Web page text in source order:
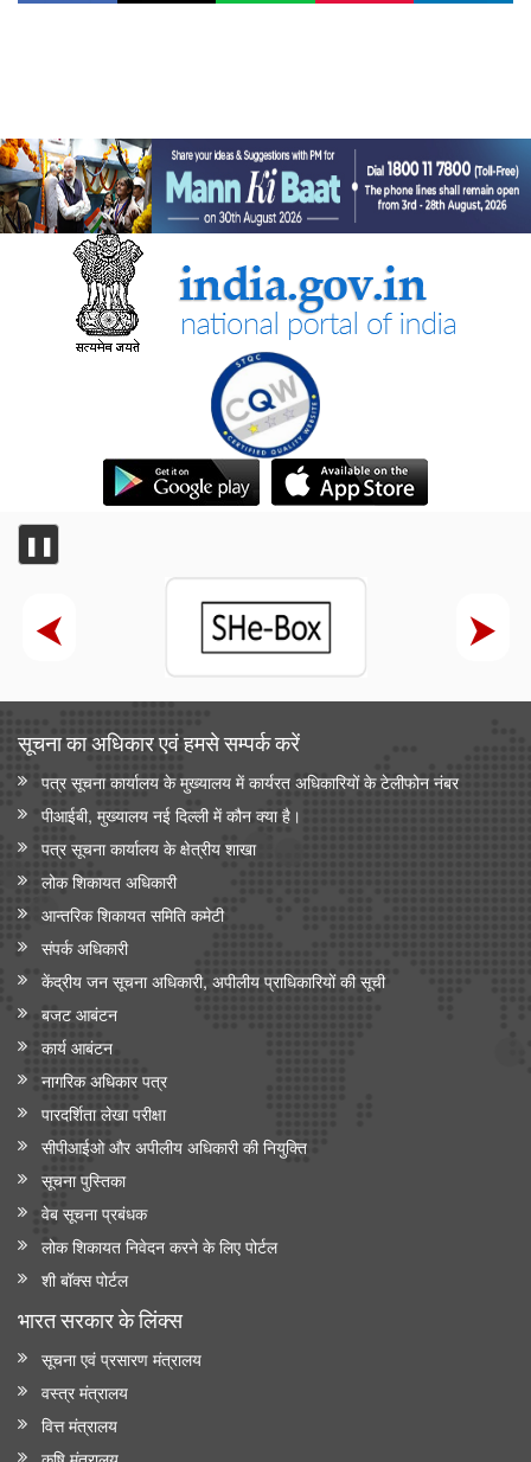
❚❚
सूचना का अधिकार एवं हमसे सम्‍पर्क करें
पत्र सूचना कार्यालय के मुख्यालय में कार्यरत अधिकारियों के टेलीफोन नंबर
पीआईबी, मुख्यालय नई दिल्ली में कौन क्या है।
पत्र सूचना कार्यालय के क्षेत्रीय शाखा
लोक शिकायत अधिकारी
आन्‍तरिक शिकायत समिति कमेटी
संपर्क अधिकारी
केंद्रीय जन सूचना अधिकारी, अपीलीय प्राधिकारियों की सूची
बजट आबंटन
कार्य आबंटन
नागरिक अधिकार पत्र
पारदर्शिता लेखा परीक्षा
सीपीआईओ और अपी‍लीय अधिकारी की नियुक्ति
सूचना पुस्तिका
वेब सूचना प्रबंधक
लोक शिकायत निवेदन करने के लिए पोर्टल
शी बॉक्स पोर्टल
भारत सरकार के लिंक्‍स
सूचना एवं प्रसारण मंत्रालय
वस्त्र मंत्रालय
वित्त मंत्रालय